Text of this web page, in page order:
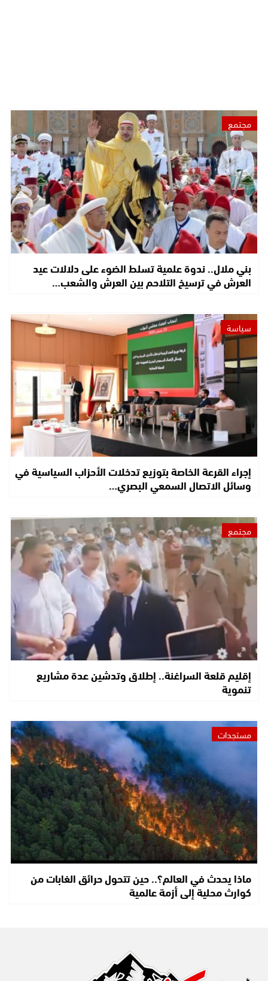
مجتمع
بني ملال.. ندوة علمية تسلط الضوء على دلالات عيد
العرش في ترسيخ التلاحم بين العرش والشعب…
سياسة
إجراء القرعة الخاصة بتوزيع تدخلات الأحزاب السياسية في
وسائل الاتصال السمعي البصري…
مجتمع
إقليم قلعة السراغنة.. إطلاق وتدشين عدة مشاريع
تنموية
مستجدات
ماذا يحدث في العالم؟.. حين تتحول حرائق الغابات من
كوارث محلية إلى أزمة عالمية